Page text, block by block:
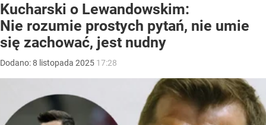
Kucharski o Lewandowskim:
Nie rozumie prostych pytań, nie umie
się zachować, jest nudny
Dodano:8 listopada 2025 17:28